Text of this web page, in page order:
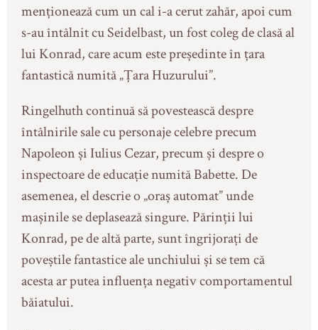
menționează cum un cal i-a cerut zahăr, apoi cum
s-au întâlnit cu Seidelbast, un fost coleg de clasă al
lui Konrad, care acum este președinte în țara
fantastică numită „Țara Huzurului”.
Ringelhuth continuă să povestească despre
întâlnirile sale cu personaje celebre precum
Napoleon și Iulius Cezar, precum și despre o
inspectoare de educație numită Babette. De
asemenea, el descrie o „oraș automat” unde
mașinile se deplasează singure. Părinții lui
Konrad, pe de altă parte, sunt îngrijorați de
poveștile fantastice ale unchiului și se tem că
acesta ar putea influența negativ comportamentul
băiatului.